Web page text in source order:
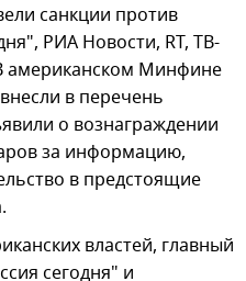
санкции против
РИА Новости, RT, ТВ-
американском Минфине
в перечень
о вознаграждении
за информацию,
в предстоящие
властей, главный
сегодня" и